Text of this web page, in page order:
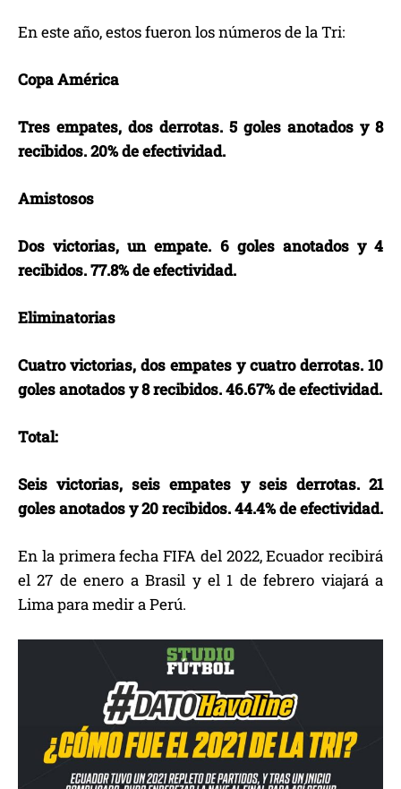
En este año, estos fueron los números de la Tri:
Copa América
Tres empates, dos derrotas. 5 goles anotados y 8
recibidos. 20% de efectividad.
Amistosos
Dos victorias, un empate. 6 goles anotados y 4
recibidos. 77.8% de efectividad.
Eliminatorias
Cuatro victorias, dos empates y cuatro derrotas. 10
goles anotados y 8 recibidos. 46.67% de efectividad.
Total:
Seis victorias, seis empates y seis derrotas. 21
goles anotados y 20 recibidos. 44.4% de efectividad.
En la primera fecha FIFA del 2022, Ecuador recibirá
el 27 de enero a Brasil y el 1 de febrero viajará a
Lima para medir a Perú.